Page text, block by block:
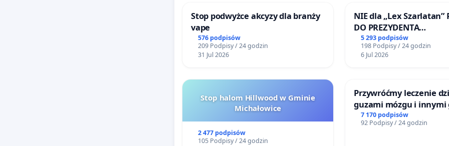
Stop podwyżce akcyzy dla branży
vape
576 podpisów
209 Podpisy / 24 godzin
31 Jul 2026
NIE dla „Lex Szarlatan”
DO PREZYDENTA
RZECZYPOSPOLITEJ
5 293 podpisów
198 Podpisy / 24 godzin
6 Jul 2026
Stop halom Hillwood w Gminie
Michałowice
2 477 podpisów
105 Podpisy / 24 godzin
Przywróćmy leczenie
guzami mózgu i innymi
litymi do
Centrum Zdrowia
7 170 podpisów
92 Podpisy / 24 godzin